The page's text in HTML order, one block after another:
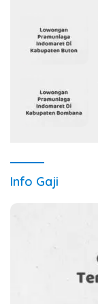
Info Gaji